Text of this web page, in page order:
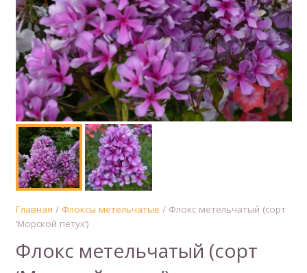
Регистрация
Главная / Флоксы метельчатые / Флокс метельчатый (сорт
‘Морской петух’)
Флокс метельчатый (сорт